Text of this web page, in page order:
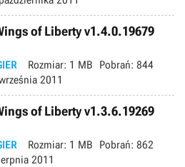
of Liberty v1.4.0.19679
Rozmiar: 1 MB Pobrań: 844
2011
of Liberty v1.3.6.19269
Rozmiar: 1 MB Pobrań: 862
2011